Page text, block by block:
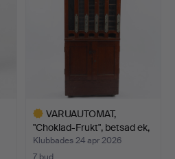
VARUAUTOMAT,
"Choklad-Frukt", betsad ek,
1…
Klubbades 24 apr 2026